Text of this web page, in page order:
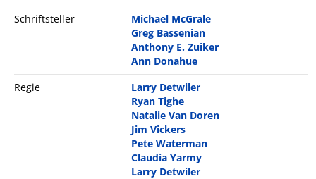
Schriftsteller
Michael McGrale
Greg Bassenian
Anthony E. Zuiker
Ann Donahue
Regie
Larry Detwiler
Ryan Tighe
Natalie Van Doren
Jim Vickers
Pete Waterman
Claudia Yarmy
Larry Detwiler